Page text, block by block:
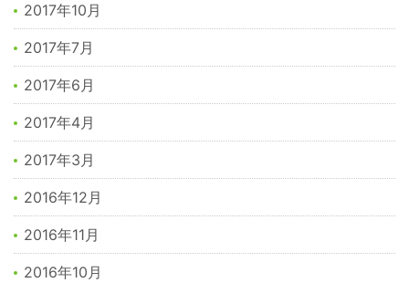
2017年10月
2017年7月
2017年6月
2017年4月
2017年3月
2016年12月
2016年11月
2016年10月